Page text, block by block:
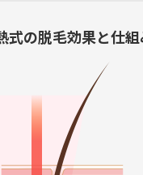
式の脱毛効果と仕組